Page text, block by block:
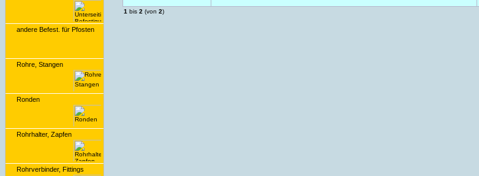
andere Befest. für Pfosten
Rohre, Stangen
Ronden
Rohrhalter, Zapfen
Rohrverbinder, Fittings
1 bis 2 (von 2)